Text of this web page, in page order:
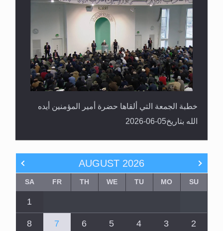
خطبة الجمعة التي ألقاها حضرة أمير المؤمنين أيده
الله بتاريخ05-06-2026
AUGUST 2026
SU
MO
TU
WE
TH
FR
SA
1
2
3
4
5
6
7
8